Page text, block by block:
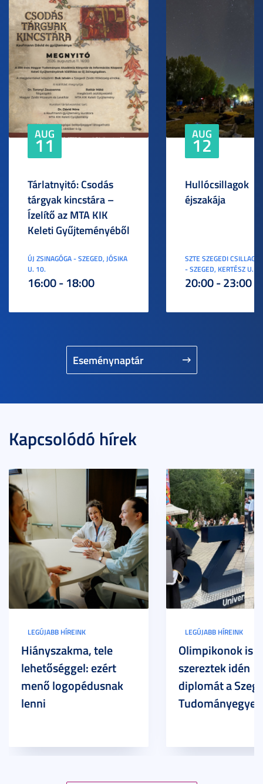
Eseménynaptár
AUG
11
Tárlatnyitó: Csodás
tárgyak kincstára –
Ízelítő az MTA KIK
Keleti Gyűjteményéből
ÚJ ZSINAGÓGA - SZEGED, JÓSIKA
U. 10.
16:00 - 18:00
AUG
12
Hullócsillagok
éjszakája
SZTE SZEGEDI
- SZEGED, KERTÉSZ U. 3.
20:00 - 23:00
Kapcsolódó hírek
LEGÚJABB HÍREINK
Hiányszakma, tele
lehetőséggel: ezért
menő logopédusnak
lenni
LEGÚJABB HÍREINK
Olimpikonok is
szereztek idén
diplomát a